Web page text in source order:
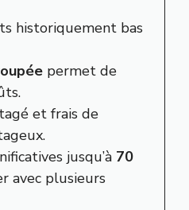
historiquement bas
permet de
et frais de
jusqu’à 70
avec plusieurs